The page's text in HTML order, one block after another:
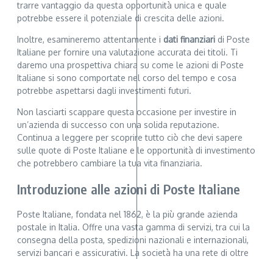
trarre vantaggio da questa opportunità unica e quale
potrebbe essere il potenziale di crescita delle azioni.
Inoltre, esamineremo attentamente i dati finanziari di Poste
Italiane per fornire una valutazione accurata dei titoli. Ti
daremo una prospettiva chiara su come le azioni di Poste
Italiane si sono comportate nel corso del tempo e cosa
potrebbe aspettarsi dagli investimenti futuri.
Non lasciarti scappare questa occasione per investire in
un’azienda di successo con una solida reputazione.
Continua a leggere per scoprire tutto ciò che devi sapere
sulle quote di Poste Italiane e le opportunità di investimento
che potrebbero cambiare la tua vita finanziaria.
Introduzione alle azioni di Poste Italiane
Poste Italiane, fondata nel 1862, è la più grande azienda
postale in Italia. Offre una vasta gamma di servizi, tra cui la
consegna della posta, spedizioni nazionali e internazionali,
servizi bancari e assicurativi. La società ha una rete di oltre